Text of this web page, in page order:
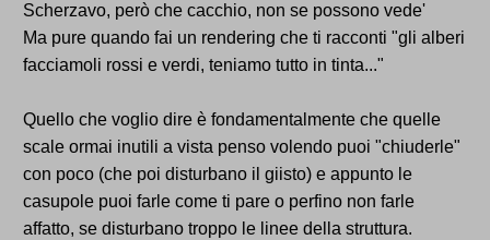
Scherzavo, però che cacchio, non se possono vede'
Ma pure quando fai un rendering che ti racconti "gli alberi
facciamoli rossi e verdi, teniamo tutto in tinta..."
Quello che voglio dire è fondamentalmente che quelle
scale ormai inutili a vista penso volendo puoi "chiuderle"
con poco (che poi disturbano il giisto) e appunto le
casupole puoi farle come ti pare o perfino non farle
affatto, se disturbano troppo le linee della struttura.